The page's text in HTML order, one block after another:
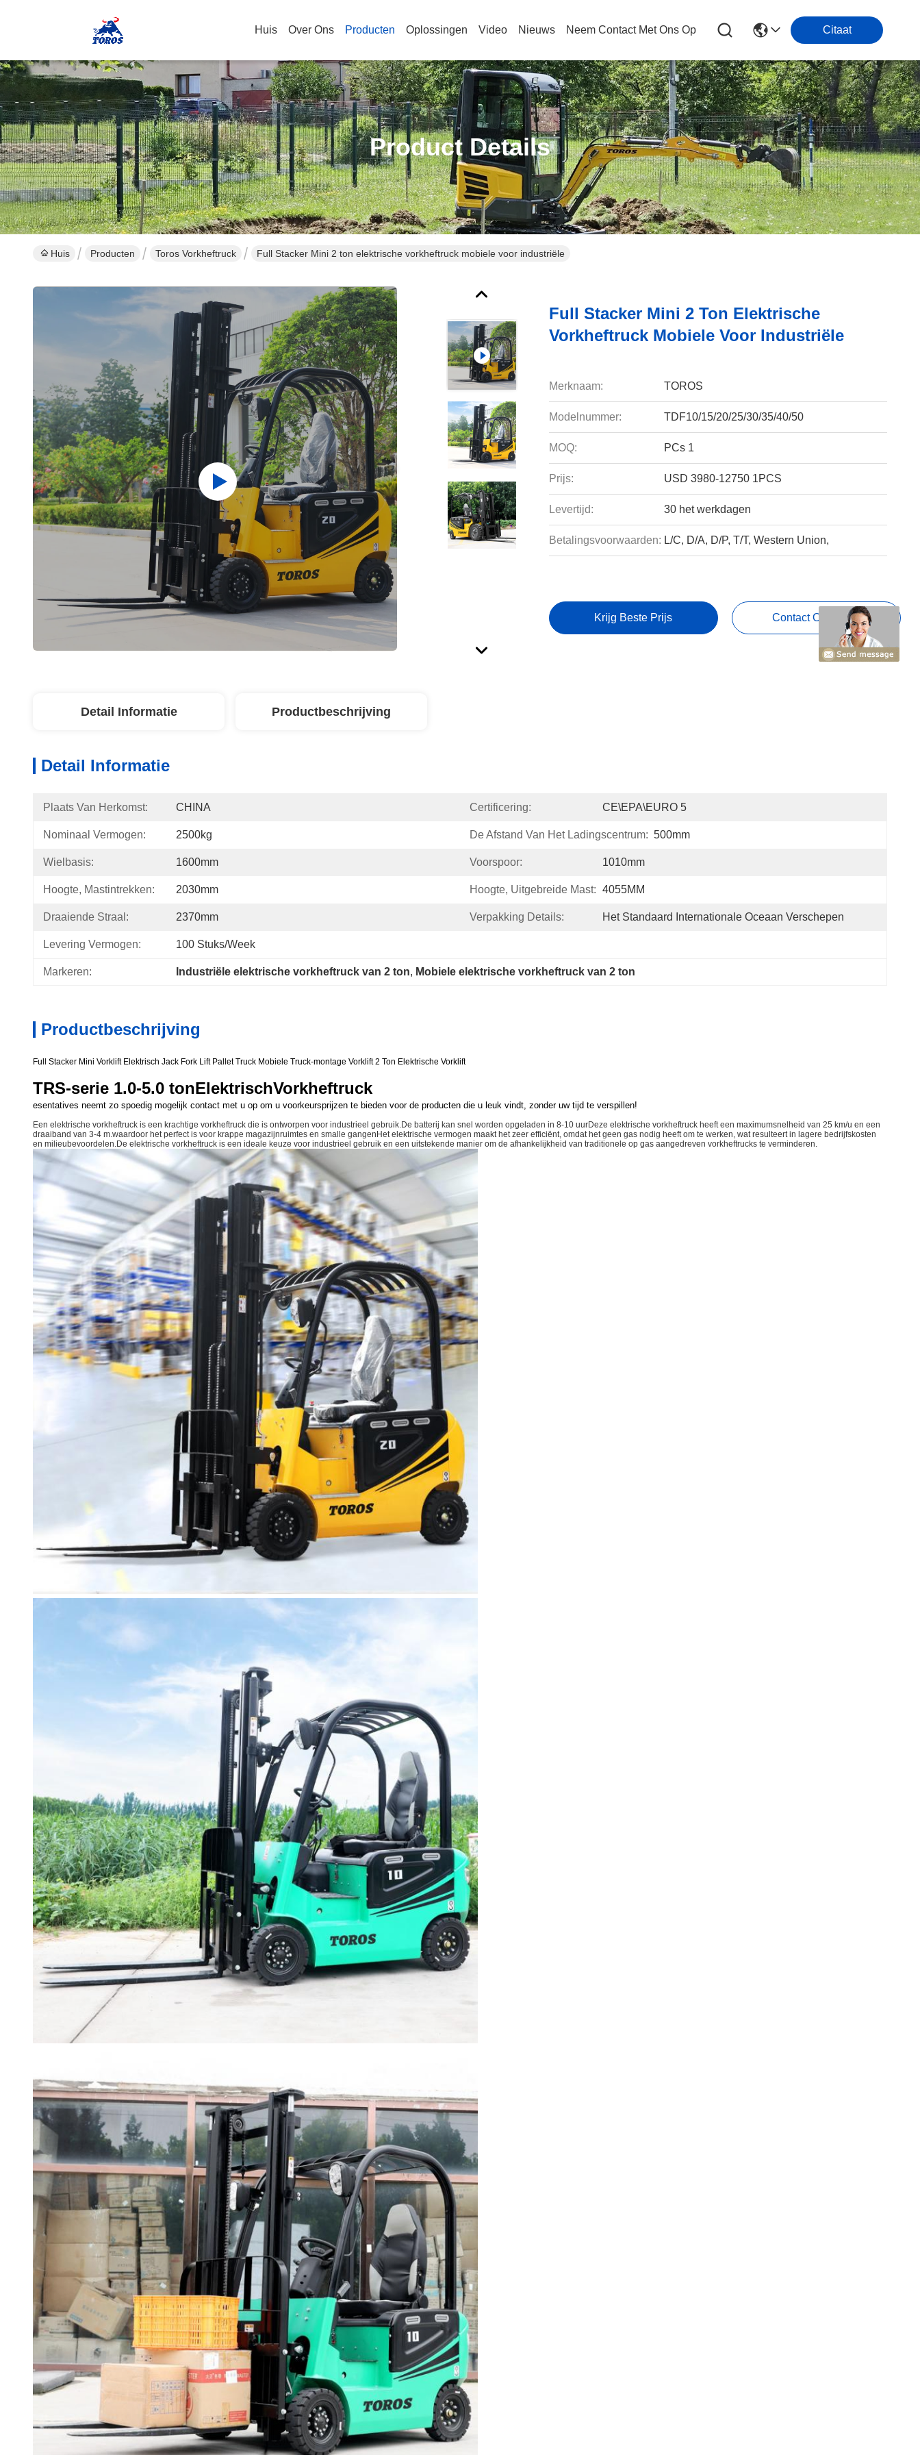
Huis Over Ons Producten Oplossingen Video Nieuws Neem Contact Met Ons Op Citaat
Product Details
Huis Producten Toros Vorkheftruck Full Stacker Mini 2 ton elektrische vorkheftruck mobiele voor industriële
Full Stacker Mini 2 Ton Elektrische
Vorkheftruck Mobiele Voor Industriële
Merknaam: TOROS
Modelnummer: TDF10/15/20/25/30/35/40/50
MOQ: PCs 1
Prijs: USD 3980-12750 1PCS
Levertijd: 30 het werkdagen
Betalingsvoorwaarden: L/C, D/A, D/P, T/T, Western Union,
Krijg Beste Prijs Contact Opnemen
Detail Informatie Productbeschrijving
Detail Informatie
Plaats Van Herkomst: CHINA Certificering: CE\EPA\EURO 5
Nominaal Vermogen: 2500kg De Afstand Van Het Ladingscentrum: 500mm
Wielbasis: 1600mm Voorspoor: 1010mm
Hoogte, Mastintrekken: 2030mm Hoogte, Uitgebreide Mast: 4055MM
Draaiende Straal: 2370mm Verpakking Details: Het Standaard Internationale Oceaan Verschepen
Levering Vermogen: 100 Stuks/week
Markeren: Industriële elektrische vorkheftruck van 2 ton, Mobiele elektrische vorkheftruck van 2 ton
Productbeschrijving
Full Stacker Mini Vorklift Elektrisch Jack Fork Lift Pallet Truck Mobiele Truck-montage Vorklift 2 Ton Elektrische Vorklift
TRS-serie 1.0-5.0 tonElektrischVorkheftruck
esentatives neemt zo spoedig mogelijk contact met u op om u voorkeursprijzen te bieden voor de producten die u leuk vindt, zonder uw tijd te verspillen!
Een elektrische vorkheftruck is een krachtige vorkheftruck die is ontworpen voor industrieel gebruik.De batterij kan snel worden opgeladen in 8-10 uurDeze elektrische vorkheftruck heeft een maximumsnelheid van 25 km/u en een
draaiband van 3-4 m.waardoor het perfect is voor krappe magazijnruimtes en smalle gangenHet elektrische vermogen maakt het zeer efficiënt, omdat het geen gas nodig heeft om te werken, wat resulteert in lagere bedrijfskosten
en milieubevoordelen.De elektrische vorkheftruck is een ideale keuze voor industrieel gebruik en een uitstekende manier om de afhankelijkheid van traditionele op gas aangedreven vorkheftrucks te verminderen.